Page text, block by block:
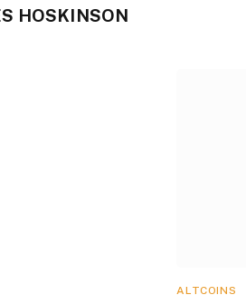
HOSKINSON
ALTCOINS